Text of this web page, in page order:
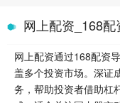
网上配资_168
网上配资通过168配资
盖多个投资市场。深证
务，帮助投资者借助杠